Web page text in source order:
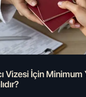
Vizesi İçin Minimum